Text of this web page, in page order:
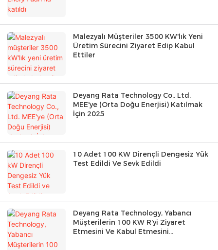
Malezyalı Müşteriler 3500 KW'lık Yeni
Üretim Sürecini Ziyaret Edip Kabul
Ettiler
Deyang Rata Technology Co., Ltd.
MEE'ye (Orta Doğu Enerjisi) Katılmak
İçin 2025
10 Adet 100 KW Dirençli Dengesiz Yük
Test Edildi Ve Sevk Edildi
Deyang Rata Technology, Yabancı
Müşterilerin 100 KW R'yi Ziyaret
Etmesini Ve Kabul Etmesini